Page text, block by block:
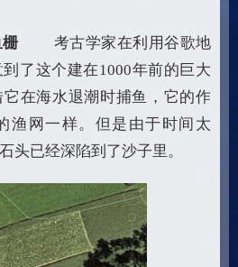
考古学家在利用谷歌地
了这个建在1000年前的巨大
在海水退潮时捕鱼，它的作
渔网一样。但是由于时间太
头已经深陷到了沙子里。